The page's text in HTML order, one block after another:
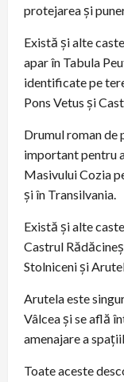
protejarea și
Există și alte
apar în Tabula
identificate pe
Pons Vetus și
Drumul roman de
important pentru
Masivului Cozia
și în Transilvania.
Există și alte
Castrul
Stolniceni și
Arutela este
Vâlcea și se află
amenajare a
Toate aceste